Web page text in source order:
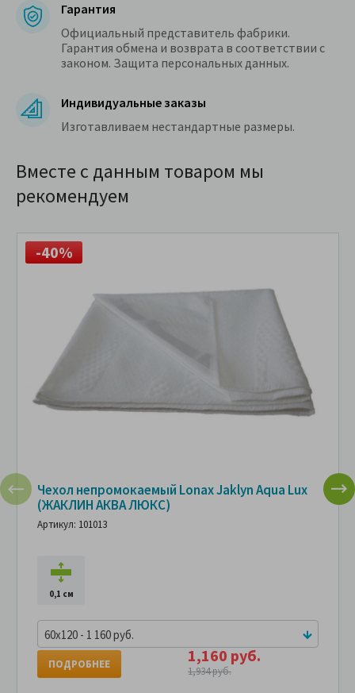
Гарантия
Официальный представитель фабрики.
Гарантия обмена и возврата в соответствии с
законом. Защита персональных данных.
Индивидуальные заказы
Изготавливаем нестандартные размеры.
Вместе с данным товаром мы
рекомендуем
-40%
Чехол непромокаемый Lonax Jaklyn Aqua Lux
(ЖАКЛИН АКВА ЛЮКС)
Артикул: 101013
0,1 см
60x120 - 1 160 руб.
1,160 руб.
1,934 руб.
ПОДРОБНЕЕ